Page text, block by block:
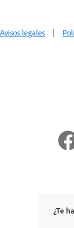
Avisos legales |
¿Te